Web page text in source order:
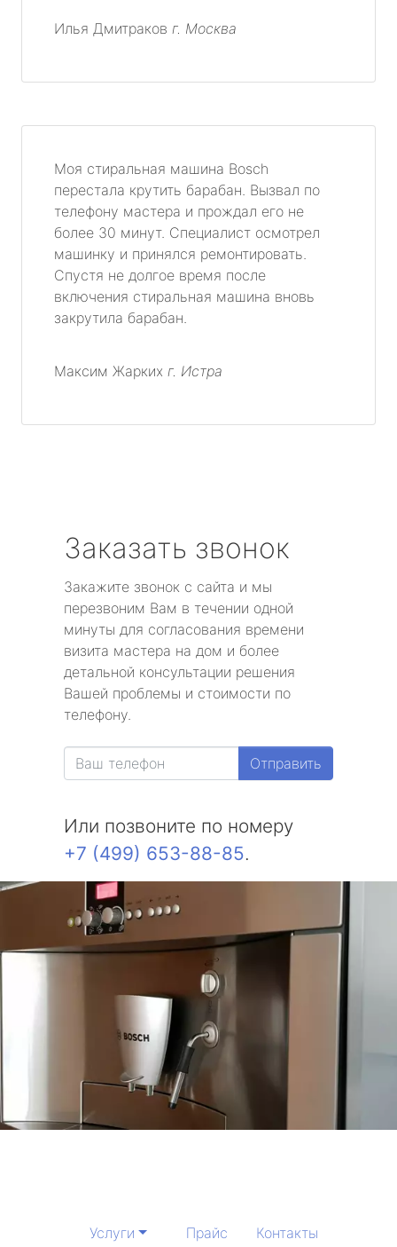
Илья Дмитраков г. Москва
Моя стиральная машина Bosch
перестала крутить барабан. Вызвал по
телефону мастера и прождал его не
более 30 минут. Специалист осмотрел
машинку и принялся ремонтировать.
Спустя не долгое время после
включения стиральная машина вновь
закрутила барабан.
Максим Жарких г. Истра
Заказать звонок
Закажите звонок с сайта и мы
перезвоним Вам в течении одной
минуты для согласования времени
визита мастера на дом и более
детальной консультации решения
Вашей проблемы и стоимости по
телефону.
Отправить
Или позвоните по номеру
+7 (499) 653-88-85.
Услуги Прайс Контакты